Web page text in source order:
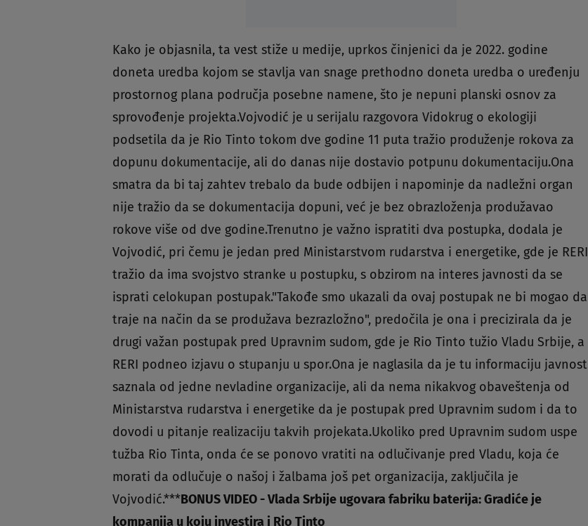
Kako je objasnila, ta vest stiže u medije, uprkos činjenici da je 2022. godine
doneta uredba kojom se stavlja van snage prethodno doneta uredba o uređenju
prostornog plana područja posebne namene, što je nepuni planski osnov za
sprovođenje projekta.Vojvodić je u serijalu razgovora Vidokrug o ekologiji
podsetila da je Rio Tinto tokom dve godine 11 puta tražio produženje rokova za
dopunu dokumentacije, ali do danas nije dostavio potpunu dokumentaciju.Ona
smatra da bi taj zahtev trebalo da bude odbijen i napominje da nadležni organ
nije tražio da se dokumentacija dopuni, već je bez obrazloženja produžavao
rokove više od dve godine.Trenutno je važno ispratiti dva postupka, dodala je
Vojvodić, pri čemu je jedan pred Ministarstvom rudarstva i energetike, gde je RERI
tražio da ima svojstvo stranke u postupku, s obzirom na interes javnosti da se
isprati celokupan postupak."Takođe smo ukazali da ovaj postupak ne bi mogao da
traje na način da se produžava bezrazložno", predočila je ona i precizirala da je
drugi važan postupak pred Upravnim sudom, gde je Rio Tinto tužio Vladu Srbije, a
RERI podneo izjavu o stupanju u spor.Ona je naglasila da je tu informaciju javnost
saznala od jedne nevladine organizacije, ali da nema nikakvog obaveštenja od
Ministarstva rudarstva i energetike da je postupak pred Upravnim sudom i da to
dovodi u pitanje realizaciju takvih projekata.Ukoliko pred Upravnim sudom uspe
tužba Rio Tinta, onda će se ponovo vratiti na odlučivanje pred Vladu, koja će
morati da odlučuje o našoj i žalbama još pet organizacija, zaključila je
Vojvodić.***BONUS VIDEO - Vlada Srbije ugovara fabriku baterija: Gradiće je
kompanija u koju investira i Rio Tinto